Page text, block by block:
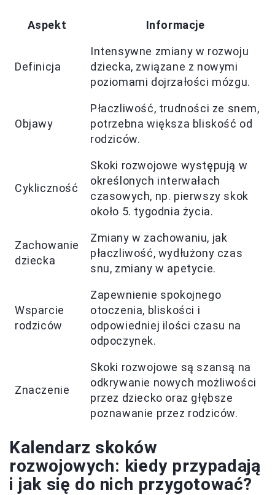
Aspekt Informacje
Definicja
Intensywne zmiany w rozwoju
dziecka, związane z nowymi
poziomami dojrzałości mózgu.
Objawy
Płaczliwość, trudności ze snem,
potrzebna większa bliskość od
rodziców.
Cykliczność
Skoki rozwojowe występują w
określonych interwałach
czasowych, np. pierwszy skok
około 5. tygodnia życia.
Zachowanie
dziecka
Zmiany w zachowaniu, jak
płaczliwość, wydłużony czas
snu, zmiany w apetycie.
Wsparcie
rodziców
Zapewnienie spokojnego
otoczenia, bliskości i
odpowiedniej ilości czasu na
odpoczynek.
Znaczenie
Skoki rozwojowe są szansą na
odkrywanie nowych możliwości
przez dziecko oraz głębsze
poznawanie przez rodziców.
Kalendarz skoków
rozwojowych: kiedy przypadają
i jak się do nich przygotować?